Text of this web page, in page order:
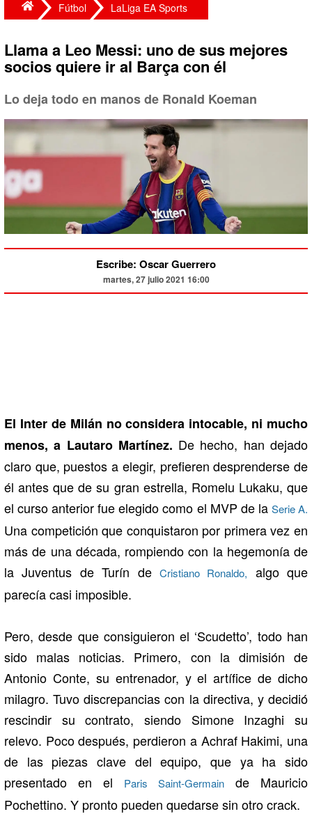
Fútbol LaLiga EA Sports
Llama a Leo Messi: uno de sus mejores
socios quiere ir al Barça con él
Lo deja todo en manos de Ronald Koeman
Escribe: Oscar Guerrero
martes, 27 julio 2021 16:00
El Inter de Milán no considera intocable, ni mucho
menos, a Lautaro Martínez. De hecho, han dejado
claro que, puestos a elegir, prefieren desprenderse de
él antes que de su gran estrella, Romelu Lukaku, que
el curso anterior fue elegido como el MVP de la Serie A.
Una competición que conquistaron por primera vez en
más de una década, rompiendo con la hegemonía de
la Juventus de Turín de Cristiano Ronaldo,
algo que
parecía casi imposible.
Pero, desde que consiguieron el ‘Scudetto’, todo han
sido malas noticias. Primero, con la dimisión de
Antonio Conte, su entrenador, y el artífice de dicho
milagro. Tuvo discrepancias con la directiva, y decidió
rescindir su contrato, siendo Simone Inzaghi su
relevo. Poco después, perdieron a Achraf Hakimi, una
de las piezas clave del equipo, que ya ha sido
presentado en el
Paris Saint-Germain
de Mauricio
Pochettino. Y pronto pueden quedarse sin otro crack.